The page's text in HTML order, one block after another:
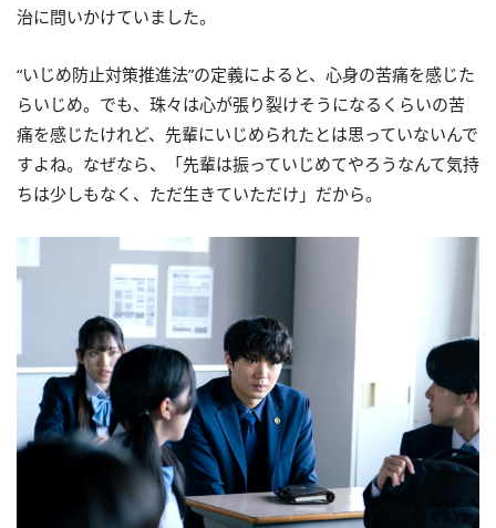
治に問いかけていました。
“いじめ防止対策推進法”の定義によると、心身の苦痛を感じた
らいじめ。でも、珠々は心が張り裂けそうになるくらいの苦
痛を感じたけれど、先輩にいじめられたとは思っていないんで
すよね。なぜなら、「先輩は振っていじめてやろうなんて気持
ちは少しもなく、ただ生きていただけ」だから。